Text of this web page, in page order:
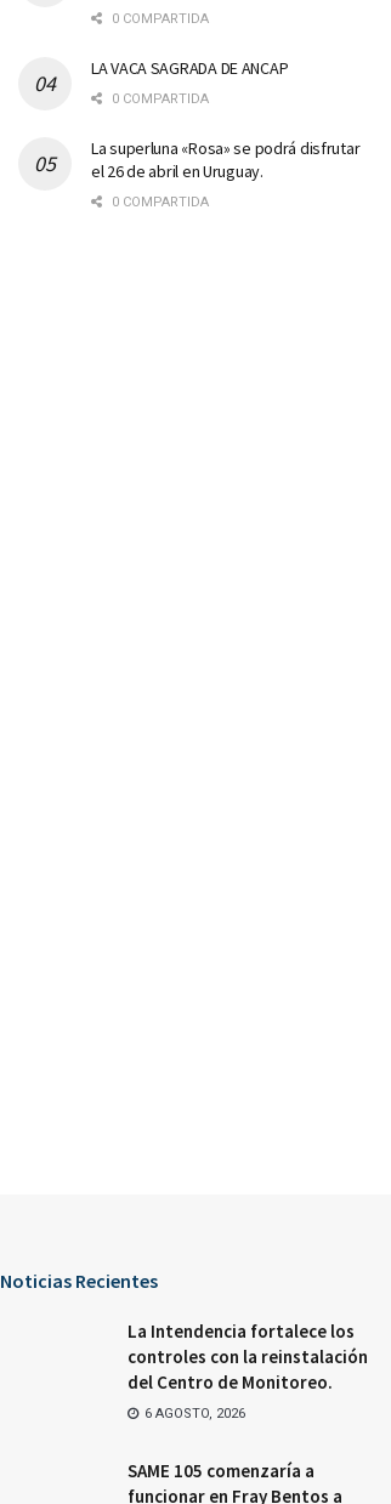
0 COMPARTIDA
LA VACA SAGRADA DE ANCAP
0 COMPARTIDA
La superluna «Rosa» se podrá disfrutar
el 26 de abril en Uruguay.
0 COMPARTIDA
Noticias Recientes
La Intendencia fortalece los
controles con la reinstalación
del Centro de Monitoreo.
6 AGOSTO, 2026
SAME 105 comenzaría a
funcionar en Fray Bentos a